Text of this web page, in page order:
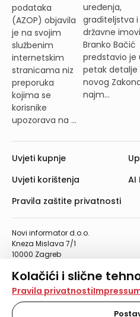
Kolačići i slične
Na našoj web stranici
tehnologije za pohranu,
vašem uređaju. Time
Pravila privatnosti
podataka
(AZOP) objavila
je na svojim
službenim
internetskim
stranicama niz
preporuka
kojima se
korisnike
upozorava na ...
uređenja,
graditeljstva i
državne
Branko Bačić
predstavio je
petak detalje
novog
najm...
Novi informator d.o.o.
Kneza Mislava 7/1
10000 Zagreb
Telefaks: 01/4612-553
info@informator.hr
Uvjeti kupnje
Uvjeti korištenja
Pravila zaštite privatnosti
AI